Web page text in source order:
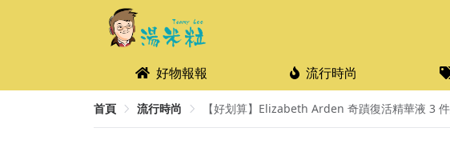
好物報報 流行時尚
首頁 流行時尚 【好划算】Elizabeth Arden 奇蹟復活精華液 3